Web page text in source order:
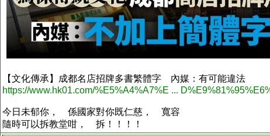
【文化傳承】成都名店招牌多書繁體字 內媒：有可能違法
https://www.hk01.com/%E5%A4%A7%E ...
今日未郁你， 係國家對你既仁慈， 寬容
隨時可以拆教堂咁， 拆！！！！